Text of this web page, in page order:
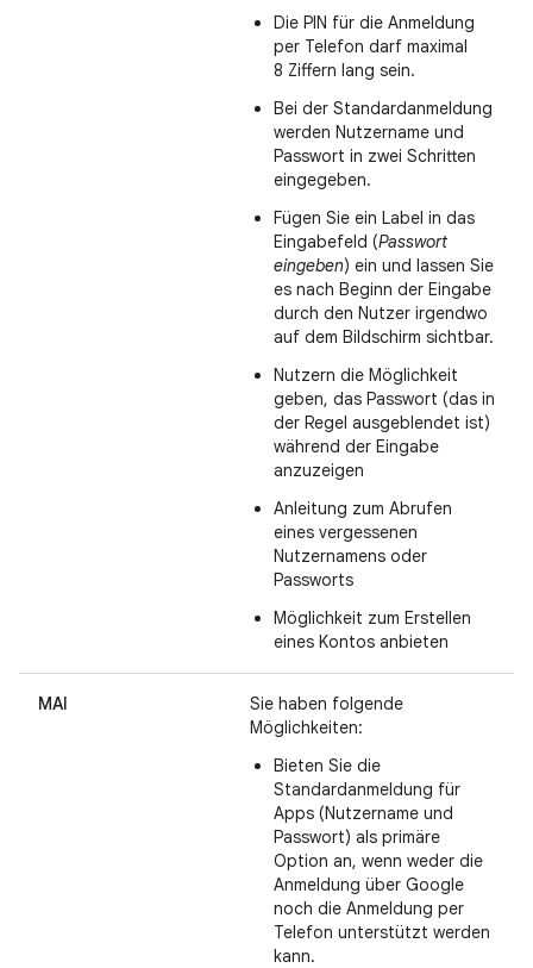
Die PIN für die Anmeldung
per Telefon darf maximal
8 Ziffern lang sein.
Bei der Standardanmeldung
werden Nutzername und
Passwort in zwei Schritten
eingegeben.
Fügen Sie ein Label in das
Eingabefeld (Passwort
eingeben) ein und lassen Sie
es nach Beginn der Eingabe
durch den Nutzer irgendwo
auf dem Bildschirm sichtbar.
Nutzern die Möglichkeit
geben, das Passwort (das in
der Regel ausgeblendet ist)
während der Eingabe
anzuzeigen
Anleitung zum Abrufen
eines vergessenen
Nutzernamens oder
Passworts
Möglichkeit zum Erstellen
eines Kontos anbieten
MAI
Sie haben folgende
Möglichkeiten:
Bieten Sie die
Standardanmeldung für
Apps (Nutzername und
Passwort) als primäre
Option an, wenn weder die
Anmeldung über Google
noch die Anmeldung per
Telefon unterstützt werden
kann.